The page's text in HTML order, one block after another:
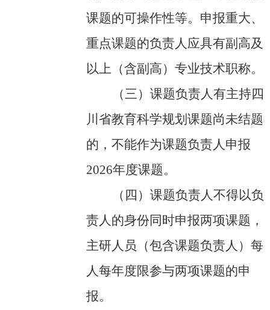
课题的可操作性等。申报重大、
重点课题的负责人应具有副高及
以上（含副高）专业技术职称。
（三）课题负责人有主持四
川省教育科学规划课题尚未结题
的，不能作为课题负责人申报
2026年度课题。
（四）课题负责人不得以负
责人的身份同时申报两项课题，
主研人员（包含课题负责人）每
人每年度限参与两项课题的申
报。